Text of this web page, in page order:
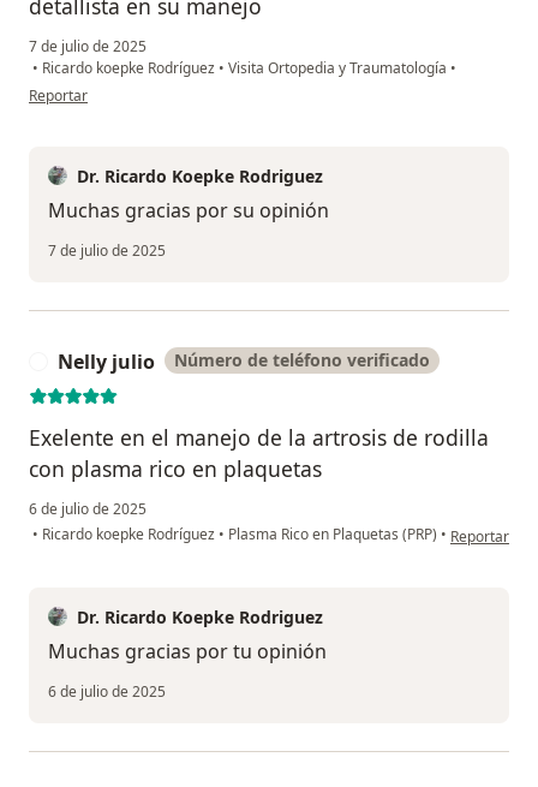
7 de julio de 2025
• Ricardo koepke Rodríguez • Visita Ortopedia y Traumatología •
en opinión del usuario HM
Reportar
Dr. Ricardo Koepke Rodriguez
Muchas gracias por su opinión
7 de julio de 2025
Nelly julio Número de teléfono verificado
Exelente en el manejo de la artrosis de rodilla
con plasma rico en plaquetas
6 de julio de 2025
• Ricardo koepke Rodríguez • Plasma Rico en Plaquetas (PRP) • en opinión
Reportar
Dr. Ricardo Koepke Rodriguez
Muchas gracias por tu opinión
6 de julio de 2025